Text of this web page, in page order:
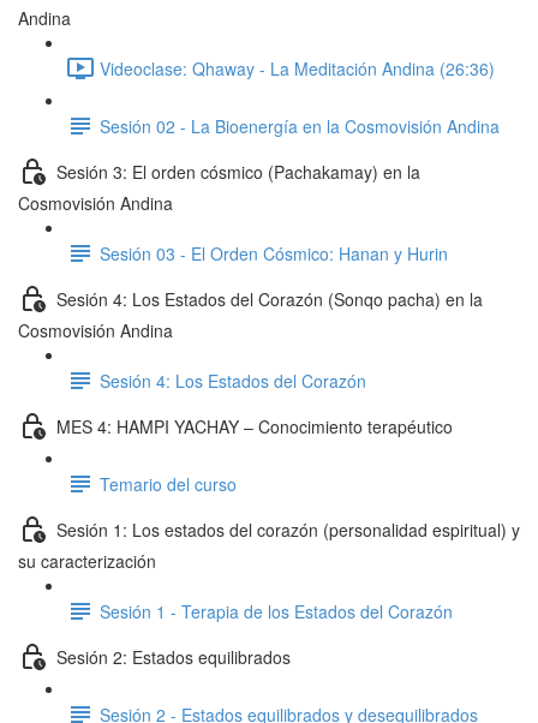
Andina
Videoclase: Qhaway - La Meditación Andina (26:36)
Sesión 02 - La Bioenergía en la Cosmovisión Andina
Sesión 3: El orden cósmico (Pachakamay) en la
Cosmovisión Andina
Sesión 03 - El Orden Cósmico: Hanan y Hurin
Sesión 4: Los Estados del Corazón (Sonqo pacha) en la
Cosmovisión Andina
Sesión 4: Los Estados del Corazón
MES 4: HAMPI YACHAY – Conocimiento terapéutico
Temario del curso
Sesión 1: Los estados del corazón (personalidad espiritual) y
su caracterización
Sesión 1 - Terapia de los Estados del Corazón
Sesión 2: Estados equilibrados
Sesión 2 - Estados equilibrados y desequilibrados